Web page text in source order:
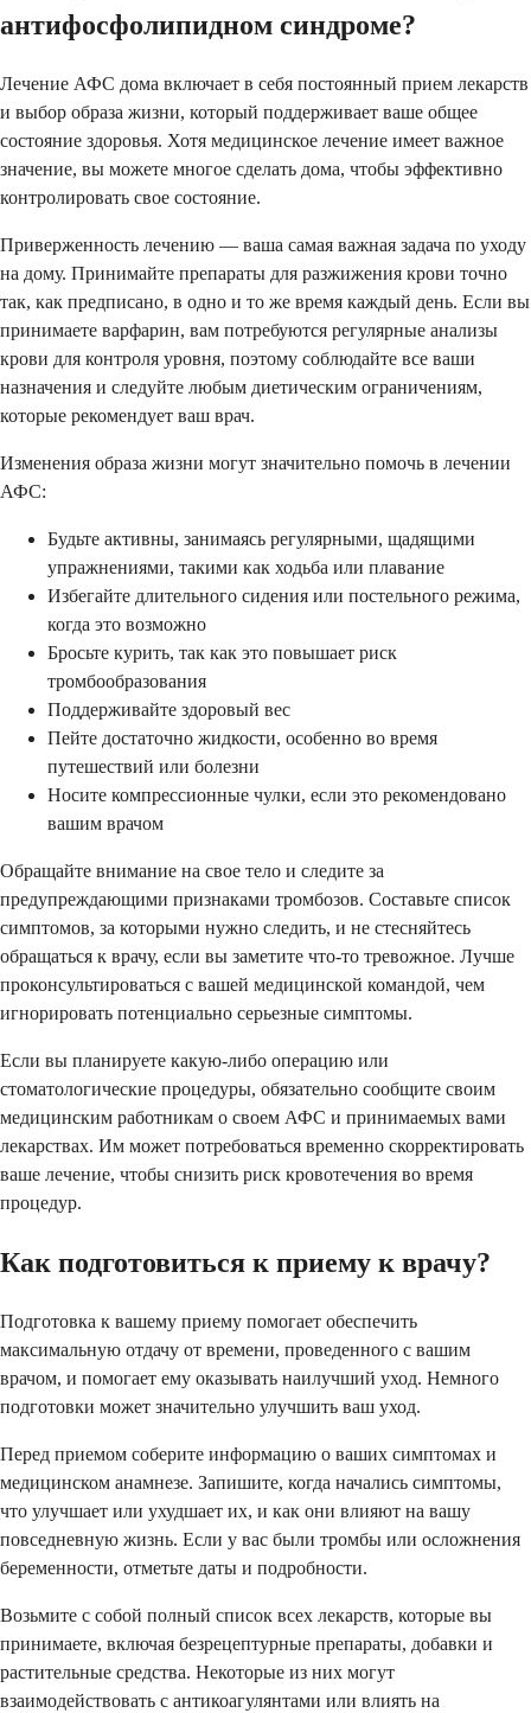
антифосфолипидном синдроме?
Лечение АФС дома включает в себя постоянный прием лекарств
и выбор образа жизни, который поддерживает ваше общее
состояние здоровья. Хотя медицинское лечение имеет важное
значение, вы можете многое сделать дома, чтобы эффективно
контролировать свое состояние.
Приверженность лечению — ваша самая важная задача по уходу
на дому. Принимайте препараты для разжижения крови точно
так, как предписано, в одно и то же время каждый день. Если вы
принимаете варфарин, вам потребуются регулярные анализы
крови для контроля уровня, поэтому соблюдайте все ваши
назначения и следуйте любым диетическим ограничениям,
которые рекомендует ваш врач.
Изменения образа жизни могут значительно помочь в лечении
АФС:
Будьте активны, занимаясь регулярными, щадящими
упражнениями, такими как ходьба или плавание
Избегайте длительного сидения или постельного режима,
когда это возможно
Бросьте курить, так как это повышает риск
тромбообразования
Поддерживайте здоровый вес
Пейте достаточно жидкости, особенно во время
путешествий или болезни
Носите компрессионные чулки, если это рекомендовано
вашим врачом
Обращайте внимание на свое тело и следите за
предупреждающими признаками тромбозов. Составьте список
симптомов, за которыми нужно следить, и не стесняйтесь
обращаться к врачу, если вы заметите что-то тревожное. Лучше
проконсультироваться с вашей медицинской командой, чем
игнорировать потенциально серьезные симптомы.
Если вы планируете какую-либо операцию или
стоматологические процедуры, обязательно сообщите своим
медицинским работникам о своем АФС и принимаемых вами
лекарствах. Им может потребоваться временно скорректировать
ваше лечение, чтобы снизить риск кровотечения во время
процедур.
Как подготовиться к приему к врачу?
Подготовка к вашему приему помогает обеспечить
максимальную отдачу от времени, проведенного с вашим
врачом, и помогает ему оказывать наилучший уход. Немного
подготовки может значительно улучшить ваш уход.
Перед приемом соберите информацию о ваших симптомах и
медицинском анамнезе. Запишите, когда начались симптомы,
что улучшает или ухудшает их, и как они влияют на вашу
повседневную жизнь. Если у вас были тромбы или осложнения
беременности, отметьте даты и подробности.
Возьмите с собой полный список всех лекарств, которые вы
принимаете, включая безрецептурные препараты, добавки и
растительные средства. Некоторые из них могут
взаимодействовать с антикоагулянтами или влиять на